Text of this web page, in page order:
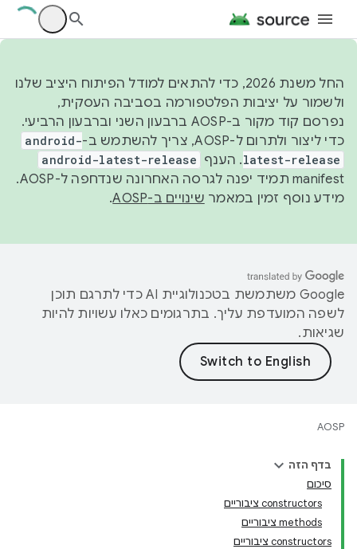
החל משנת 2026, כדי להתאים למודל הפיתוח היציב שלנו
ולשמור על יציבות הפלטפורמה בסביבה העסקית,
נפרסם קוד מקור ב-AOSP ברבעון השני וברבעון הרביעי.
כדי ליצור ולתרום ל-AOSP, צריך להשתמש ב-
android-
latest-release. הענף android-latest-release
manifest תמיד יפנה לגרסה האחרונה שנדחפה ל-AOSP.
מידע נוסף זמין במאמר שינויים ב-AOSP .
‫Google משתמשת בטכנולוגיית AI כדי לתרגם תוכן
לשפה המועדפת עליך. בתרגומים כאלו עשויות להיות
שגיאות.
AOSP
בדף הזה
סיכום
‫constructors ציבוריים
‫methods ציבוריים
‫constructors ציבוריים